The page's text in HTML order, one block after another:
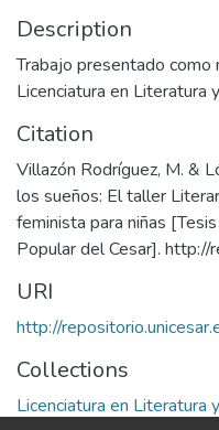
Description
Trabajo presentado
Licenciatura en Literatura
Citation
Villazón Rodríguez, M. &
los sueños: El taller
feminista para niñas
Popular del Cesar]. http://
URI
http://
Collections
Licenciatura en Literatura